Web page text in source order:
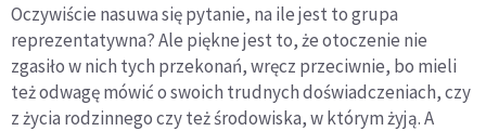
Oczywiście nasuwa się pytanie, na ile jest to grupa
reprezentatywna? Ale piękne jest to, że otoczenie nie
zgasiło w nich tych przekonań, wręcz przeciwnie, bo mieli
też odwagę mówić o swoich trudnych doświadczeniach, czy
z życia rodzinnego czy też środowiska, w którym żyją. A